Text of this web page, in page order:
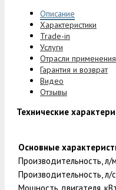
Описание
Характеристики
Trade-in
Услуги
Отрасли применения
Гарантия и возврат
Видео
Отзывы
Технические
Основные
Производительность, л/
Производительность, л/